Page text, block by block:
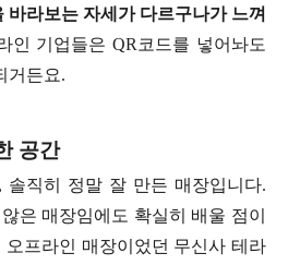
바라보는 자세가 다르구나가 느껴
인 기업들은 QR코드를 넣어놔도
거든요.
공간
솔직히 정말 잘 만든 매장입니다.
은 매장임에도 확실히 배울 점이
오프라인 매장이었던 무신사 테라